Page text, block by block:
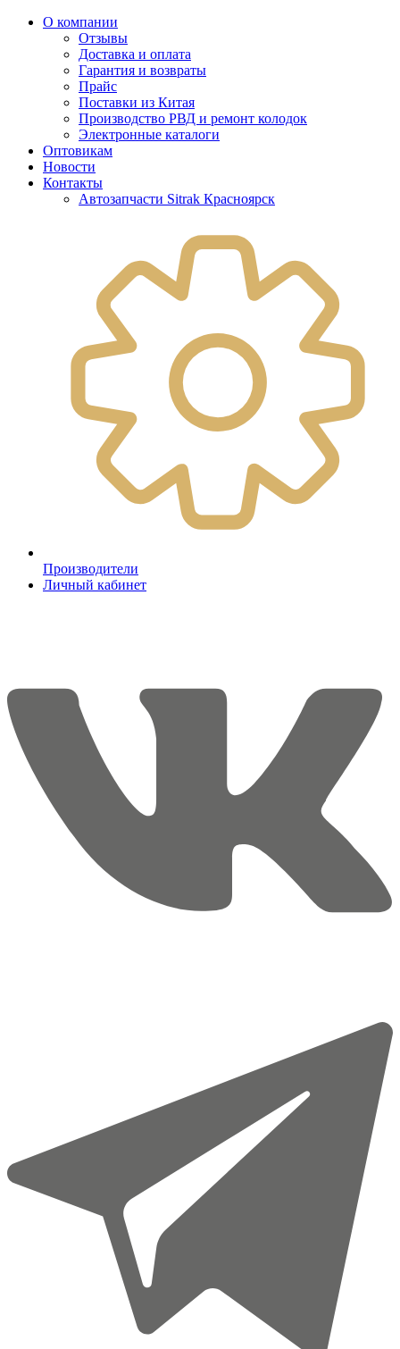
О компании
Отзывы
Доставка и оплата
Гарантия и возвраты
Прайс
Поставки из Китая
Производство РВД и ремонт колодок
Электронные каталоги
Оптовикам
Новости
Контакты
Автозапчасти Sitrak Красноярск
Производители
Личный кабинет